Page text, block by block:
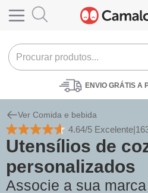
ENVIO GRÁTIS A
Ver Comida e bebida
4.64/5 Excelente|
Utensílios de
personalizados
Associe a sua